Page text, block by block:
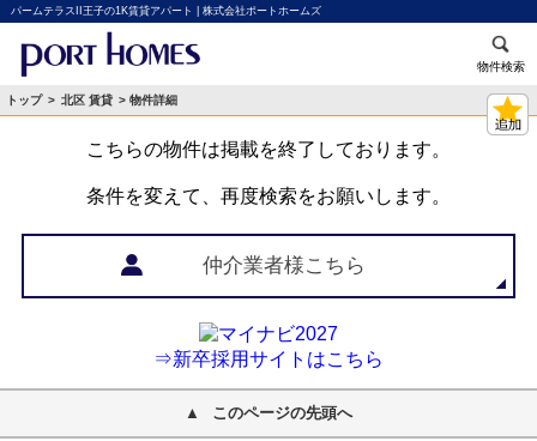
パームテラスII王子の1K賃貸アパート | 株式会社ポートホームズ
物件検索
トップ > 北区 賃貸 > 物件詳細
こちらの物件は掲載を終了しております。
条件を変えて、再度検索をお願いします。
仲介業者様こちら
⇒新卒採用サイトはこちら
このページの先頭へ